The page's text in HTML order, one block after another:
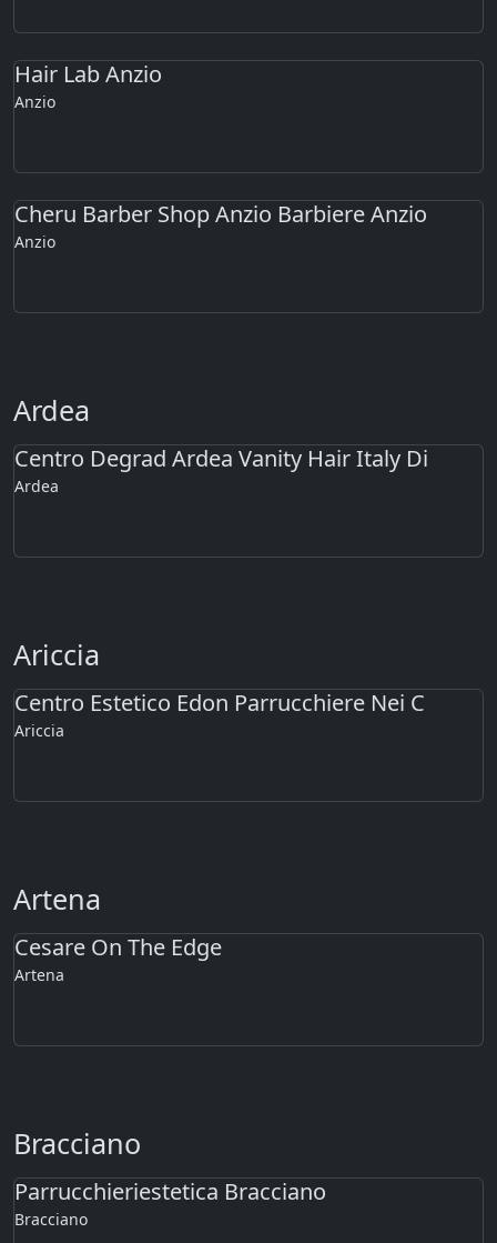
Hair Lab Anzio
Anzio
Cheru Barber Shop Anzio Barbiere Anzio
Anzio
Ardea
Centro Degrad Ardea Vanity Hair Italy Di
Ardea
Ariccia
Centro Estetico Edon Parrucchiere Nei C
Ariccia
Artena
Cesare On The Edge
Artena
Bracciano
Parrucchieriestetica Bracciano
Bracciano